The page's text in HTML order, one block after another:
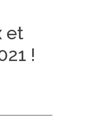
et
!